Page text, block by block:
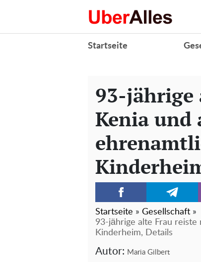
Startseite
93-jährige
Kenia und
Startseite » Gesellschaft »
93-jährige alte Frau reiste
Kinderheim, Details
Autor: Maria Gilbert